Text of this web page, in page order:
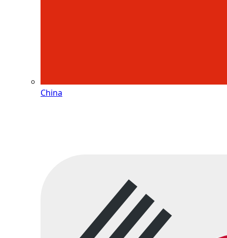
China